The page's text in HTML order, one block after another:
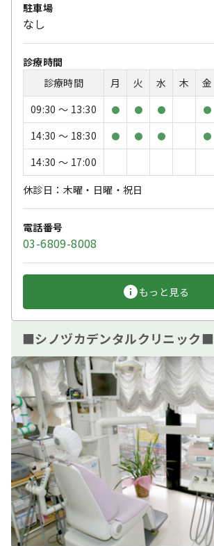
駐車場
なし
診療時間
診療時間
月 火 水 木 金
09:30 〜 13:30
● ● ● ●
14:30 〜 18:30 ● ● ● ●
14:30 〜 17:00
休診日：木曜・日曜・祝日
電話番号
03-6809-8008
もっと見る
■シノヅカデンタルクリニック■